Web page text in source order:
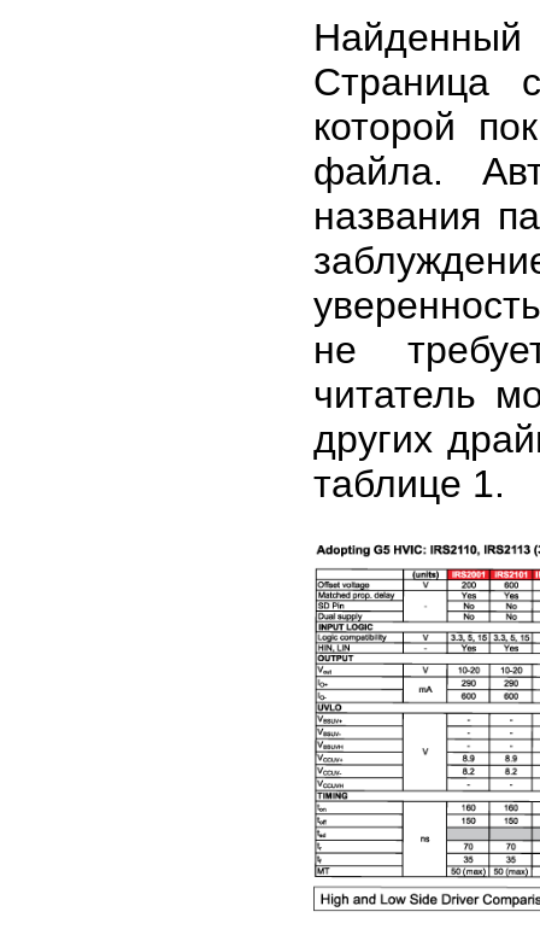
Найденный
Страница
которой
файла.
названия
не
читатель
других
таблице 1.